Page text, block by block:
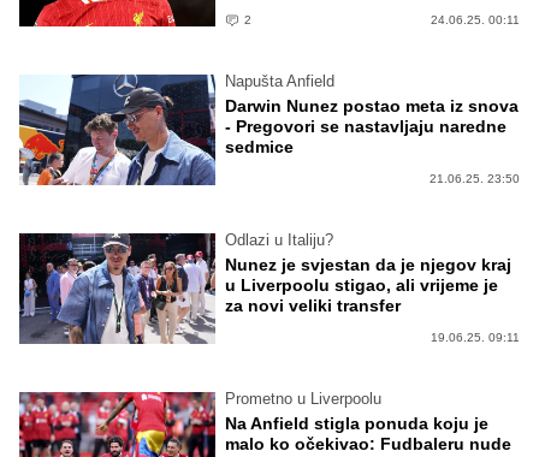
2 24.06.25. 00:11
Napušta Anfield
Darwin Nunez postao meta iz snova
- Pregovori se nastavljaju naredne
sedmice
21.06.25. 23:50
Odlazi u Italiju?
Nunez je svjestan da je njegov kraj
u Liverpoolu stigao, ali vrijeme je
za novi veliki transfer
19.06.25. 09:11
Prometno u Liverpoolu
Na Anfield stigla ponuda koju je
malo ko očekivao: Fudbaleru nude